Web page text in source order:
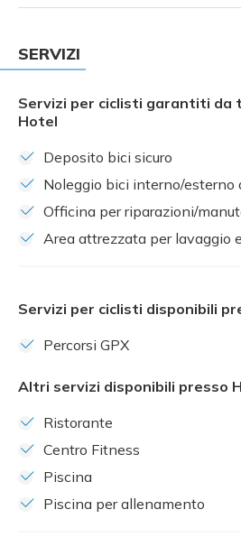
SERVIZI
Servizi per ciclisti garantiti da
Hotel
Deposito bici sicuro
Noleggio bici interno/esterno
Officina per riparazioni/
Area attrezzata per lavaggio
Servizi per ciclisti disponibili
Percorsi GPX
Altri servizi disponibili presso
Ristorante
Centro Fitness
Piscina
Piscina per allenamento